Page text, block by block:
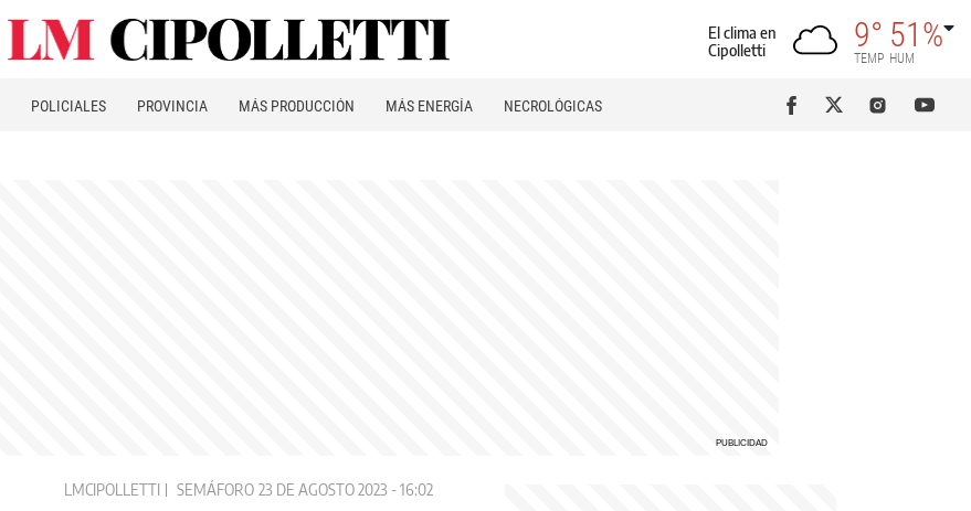
El clima en
Cipolletti
9°
TEMP
51%
HUM
POLICIALES PROVINCIA MÁS PRODUCCIÓN MÁS ENERGÍA NECROLÓGICAS
LMCIPOLLETTI SEMÁFORO 23 DE AGOSTO 2023 - 16:02